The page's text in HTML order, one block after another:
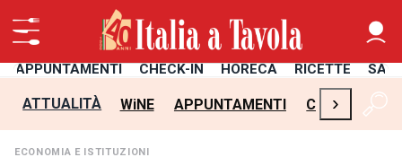
APPUNTAMENTI CHECK-IN HORECA RICETTE
ATTUALITÀ WiNE APPUNTAMENTI CHECK-IN
›
ECONOMIA E ISTITUZIONI